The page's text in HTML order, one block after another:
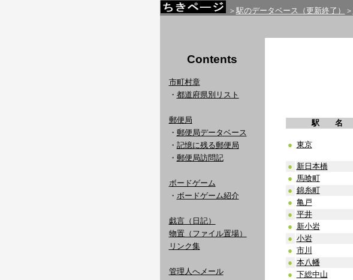
＞ 駅のデータベース（更新終了） ＞
Contents
市町村章
・ 都道府県別リスト
郵便局
・ 郵便局データベース
・ 記憶に残る郵便局
・ 郵便局訪問記
ボードゲーム
・ ボードゲーム紹介
戯言（日記）
物置（ファイル置場）
リンク集
管理人へメール
駅 名
● 東京
● 新日本橋
● 馬喰町
● 錦糸町
● 亀戸
● 平井
● 新小岩
● 小岩
● 市川
● 本八幡
● 下総中山